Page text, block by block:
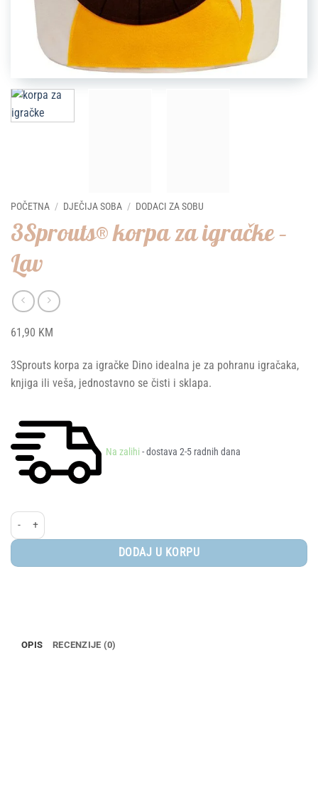
POČETNA / DJEČIJA SOBA / DODACI ZA SOBU
3Sprouts® korpa za igračke –
Lav
61,90 KM
3Sprouts korpa za igračke Dino idealna je za pohranu igračaka,
knjiga ili veša, jednostavno se čisti i sklapa.
Na zalihi - dostava 2-5 radnih dana
3Sprouts® korpa za igračke – Lav količina
DODAJ U KORPU
OPIS RECENZIJE (0)